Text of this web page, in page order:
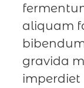
aliquam
gravida
imperdiet